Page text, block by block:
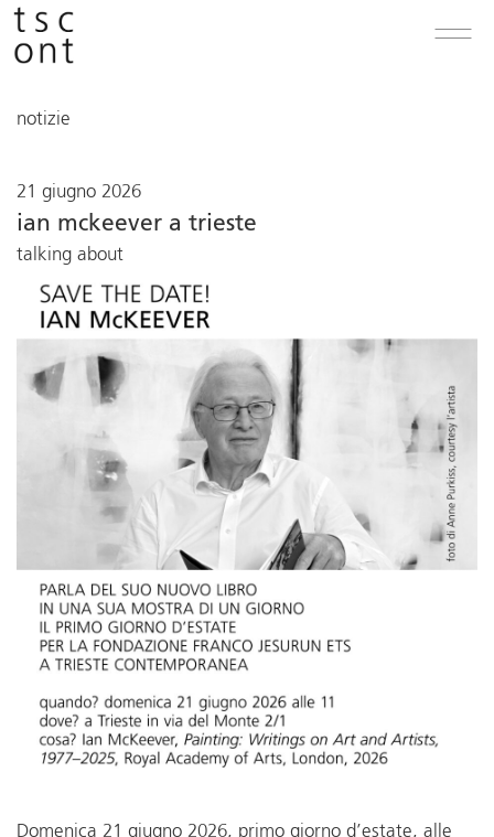
notizie
21 giugno 2026
ian mckeever a trieste
talking about
Domenica 21 giugno 2026, primo giorno d’estate, alle